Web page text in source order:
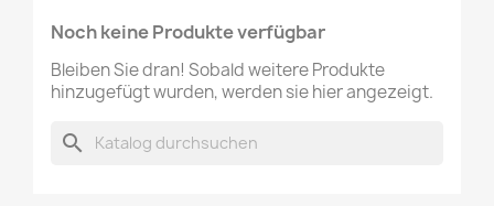
Noch keine Produkte verfügbar
Bleiben Sie dran! Sobald weitere Produkte
hinzugefügt wurden, werden sie hier angezeigt.
search